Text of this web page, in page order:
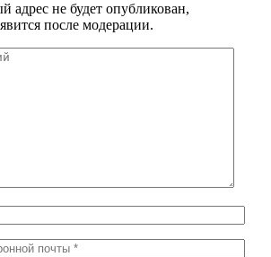
адрес не будет опубликован,
после модерации.